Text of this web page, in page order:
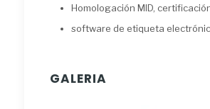
Homologación MID,
software de etiqueta
GALERIA